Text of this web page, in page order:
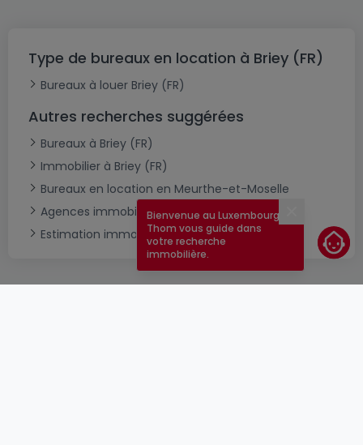
Type de bureaux en location à Briey (FR)
Bureaux à louer Briey (FR)
Autres recherches suggérées
Bureaux à Briey (FR)
Immobilier à Briey (FR)
Bureaux en location en Meurthe-et-Moselle
Agences immobilières à Briey (FR)
Estimation immobilière
Bienvenue au Luxembourg !
Thom vous guide dans
votre recherche
immobilière.